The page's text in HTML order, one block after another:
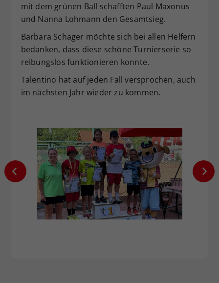
mit dem grünen Ball schafften Paul Maxonus
und Nanna Lohmann den Gesamtsieg.
Barbara Schager möchte sich bei allen Helfern
bedanken, dass diese schöne Turnierserie so
reibungslos funktionieren konnte.
Talentino hat auf jeden Fall versprochen, auch
im nächsten Jahr wieder zu kommen.